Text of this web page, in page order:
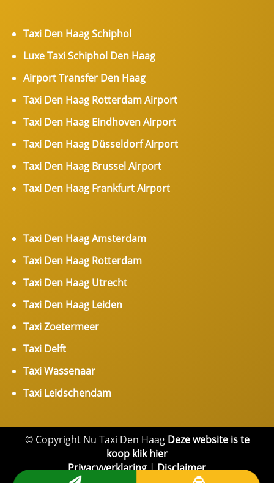
Taxi Den Haag Schiphol
Luxe Taxi Schiphol Den Haag
Airport Transfer Den Haag
Taxi Den Haag Rotterdam Airport
Taxi Den Haag Eindhoven Airport
Taxi Den Haag Düsseldorf Airport
Taxi Den Haag Brussel Airport
Taxi Den Haag Frankfurt Airport
Taxi Den Haag Amsterdam
Taxi Den Haag Rotterdam
Taxi Den Haag Utrecht
Taxi Den Haag Leiden
Taxi Zoetermeer
Taxi Delft
Taxi Wassenaar
Taxi Leidschendam
© Copyright Nu Taxi Den Haag Deze website is te
koop klik hier
Privacyverklaring|Disclaimer